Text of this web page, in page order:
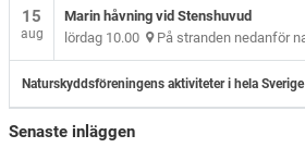
15
aug
Marin håvning vid Stenshuvud
lördag 10.00 På stranden nedanför
Naturskyddsföreningens aktiviteter i hela Sverige
Senaste inläggen